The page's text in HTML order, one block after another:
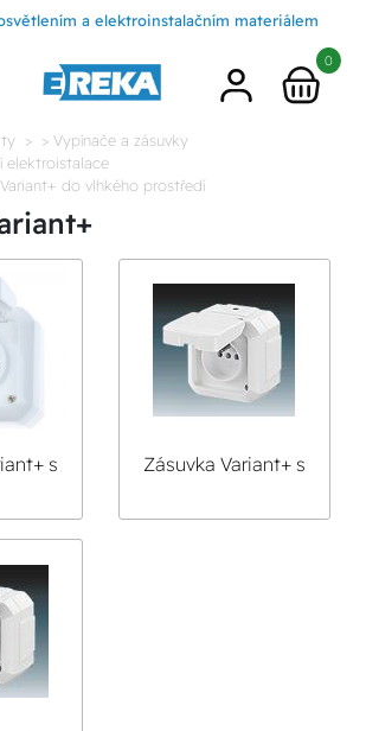
a elektroinstalačním materiálem
0
> Vypínače a zásuvky
elektroistalace
do vlhkého prostředí
s
Zásuvka Variant+ s
s víčkem, pro